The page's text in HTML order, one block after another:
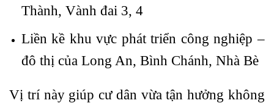
Thành, Vành đai 3, 4
Liền kề khu vực phát triển công nghiệp –
đô thị của Long An, Bình Chánh, Nhà Bè
Vị trí này giúp cư dân vừa tận hưởng không